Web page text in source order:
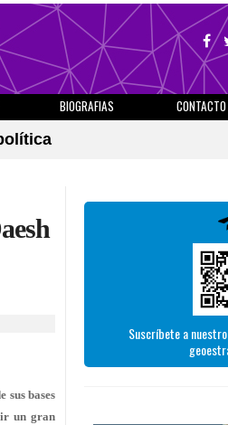
BIOGRAFIAS CONTACTO
sus bases
un gran
Suscríbete a